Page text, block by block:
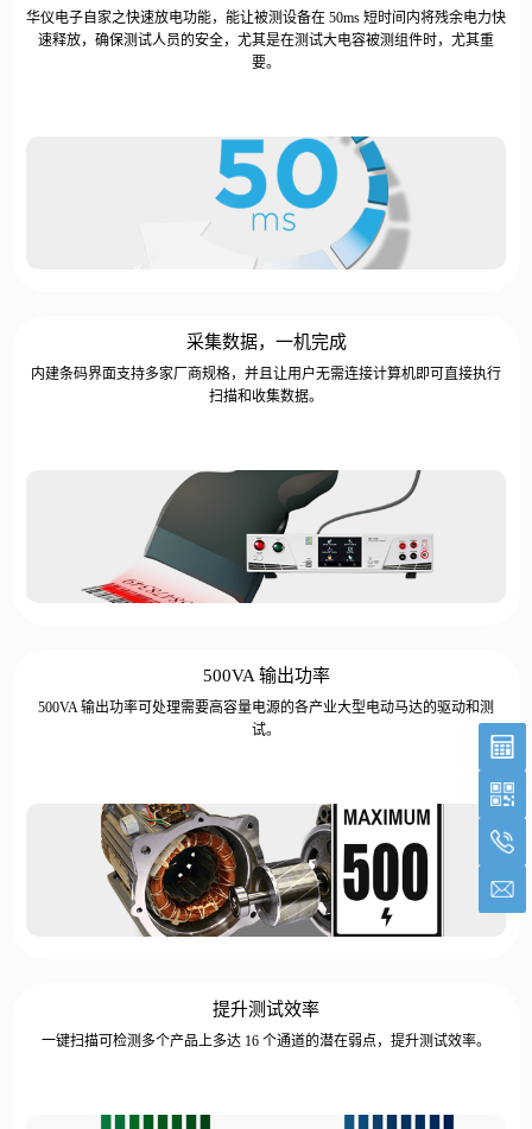
华仪电子自家之快速放电功能，能让被测设备在 50ms 短时间内将残余电力快
速释放，确保测试人员的安全，尤其是在测试大电容被测组件时，尤其重
要。
采集数据，一机完成
内建条码界面支持多家厂商规格，并且让用户无需连接计算机即可直接执行
扫描和收集数据。
500VA 输出功率
500VA 输出功率可处理需要高容量电源的各产业大型电动马达的驱动和测
试。
提升测试效率
一键扫描可检测多个产品上多达 16 个通道的潜在弱点，提升测试效率。